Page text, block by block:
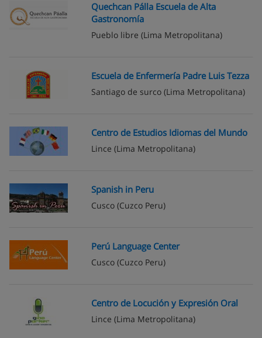
Quechcan Pálla Escuela de Alta
Gastronomía
Pueblo libre (Lima Metropolitana)
Escuela de Enfermería Padre Luis Tezza
Santiago de surco (Lima Metropolitana)
Centro de Estudios Idiomas del Mundo
Lince (Lima Metropolitana)
Spanish in Peru
Cusco (Cuzco Peru)
Perú Language Center
Cusco (Cuzco Peru)
Centro de Locución y Expresión Oral
Lince (Lima Metropolitana)